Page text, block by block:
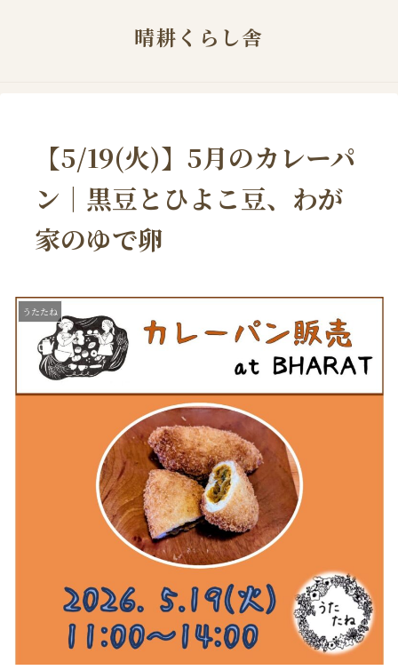
晴耕くらし舎
【5/19(火)】5月のカレーパ
ン｜黒豆とひよこ豆、わが
家のゆで卵
うたたね